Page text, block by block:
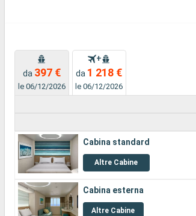
da 397 €
le 06/12/2026
+
da 1 218 €
le 06/12/2026
Cabina standard
Altre Cabine
Cabina esterna
Altre Cabine